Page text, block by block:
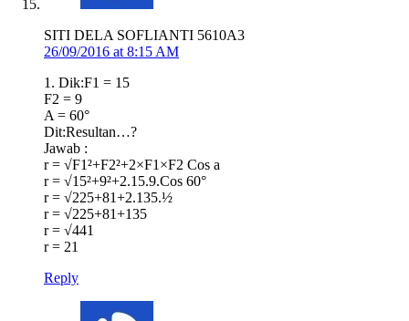
SITI DELA SOFLIANTI 5610A3
26/09/2016 at 8:15 AM
1. Dik:F1 = 15
F2 = 9
A = 60°
Dit:Resultan…?
Jawab :
r = √F1²+F2²+2×F1×F2 Cos a
r = √15²+9²+2.15.9.Cos 60°
r = √225+81+2.135.½
r = √225+81+135
r = √441
r = 21
Reply